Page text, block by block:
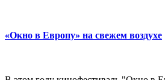
«Окно в Европу» на свежем воздухе